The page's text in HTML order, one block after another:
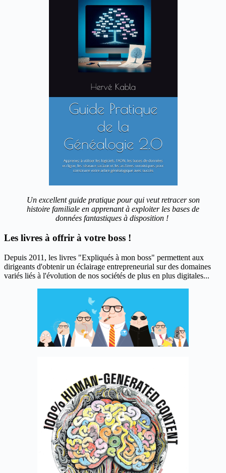
Un excellent guide pratique pour qui veut retracer son
histoire familiale en apprenant à exploiter les bases de
données fantastiques à disposition !
Les livres à offrir à votre boss !
Depuis 2011, les livres "Expliqués à mon boss" permettent aux
dirigeants d'obtenir un éclairage entrepreneurial sur des domaines
variés liés à l'évolution de nos sociétés de plus en plus digitales...